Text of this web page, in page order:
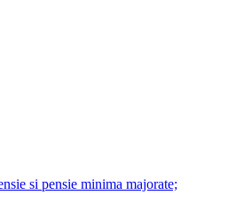
si pensie minima majorate;